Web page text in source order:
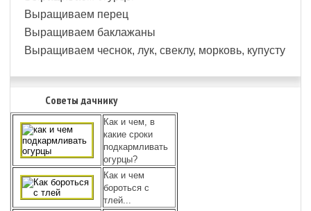
Выращиваем перец
Выращиваем баклажаны
Выращиваем чеснок, лук, свеклу, морковь, купусту
Советы дачнику
Как и чем, в
какие сроки
подкармливать
огурцы?
Как и чем
бороться с
тлей...